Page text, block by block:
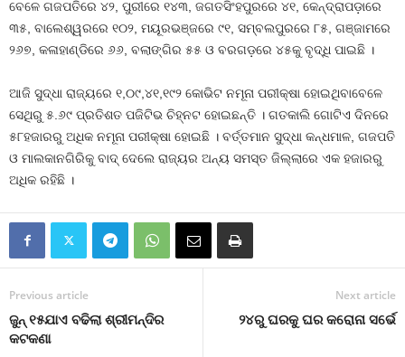
ବେଳେ ଗଜପତିରେ ୪୨, ପୁରୀରେ ୧୪୩, ଜଗତସିଂହପୁରରେ ୪୧, କେନ୍ଦ୍ରାପଡ଼ାରେ
୩୫, ବାଲେଶ୍ୱରରେ ୧୦୨, ମୟୂରଭଞ୍ଜରେ ୯୧, ସମ୍ବଲପୁରରେ ୮୫, ଗଞ୍ଜାମରେ
୨୬୭, କଳାହାଣ୍ଡିରେ ୬୬, ବଲାଙ୍ଗିର ୫୫ ଓ ବରଗଡ଼ରେ ୪୫କୁ ବୃଦ୍ଧି ପାଇଛି ।
ଆଜି ସୁଦ୍ଧା ରାଜ୍ୟରେ ୧,୦୯,୪୧,୧୯୨ କୋଭିଟ ନମୂନା ପରୀକ୍ଷା ହୋଇଥିବାବେଳେ
ସେଥିରୁ ୫.୬୯ ପ୍ରତିଶତ ପଜିଟିଭ ଚିହ୍ନଟ ହୋଇଛନ୍ତି । ଗତକାଲି ଗୋଟିଏ ଦିନରେ
୫୮ହଜାରରୁ ଅଧିକ ନମୂନା ପରୀକ୍ଷା ହୋଇଛି । ବର୍ତ୍ତମାନ ସୁଦ୍ଧା କନ୍ଧମାଳ, ଗଜପତି
ଓ ମାଲକାନଗିରିକୁ ବାଦ୍‍ ଦେଲେ ରାଜ୍ୟର ଅନ୍ୟ ସମସ୍ତ ଜିଲ୍ଲାରେ ଏକ ହଜାରରୁ
ଅଧିକ ରହିଛି ।
Previous article
ଜୁନ୍‍ ୧୫ଯାଏ ବଢିଲା ଶ୍ରୀମନ୍ଦିର
କଟକଣା
Next article
୨୪ରୁ ଘରକୁ ଘର କରୋନା ସର୍ଭେ